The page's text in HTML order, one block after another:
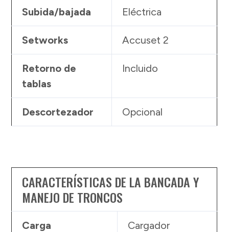
Subida/bajada Eléctrica
Setworks Accuset 2
Retorno de
tablas
Incluido
Descortezador Opcional
CARACTERÍSTICAS DE LA BANCADA Y
MANEJO DE TRONCOS
Carga
Cargador